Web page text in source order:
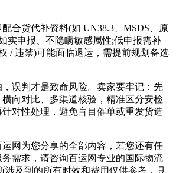
货代补资料(如 UN38.3、MSDS、原
实申报、不隐瞒敏感属性;低申报需补
/ 违禁)可能面临退运，需提前规划备选
判才是致命风险。卖家要牢记：先
向对比、多渠道核验，精准区分安检
对性处理，避免盲目催单或重发货造
为您分享的全部内容，若您还有任
需求，请咨询百运网专业的国际物流
涉及到的所有时效和费用仅供参考，具